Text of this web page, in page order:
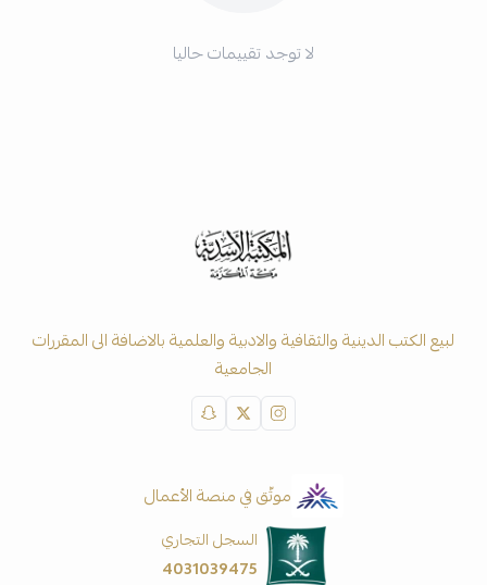
لا توجد تقييمات حاليا
لبيع الكتب الدينية والثقافية والادبية والعلمية بالاضافة الى المقررات
الجامعية
موثّق في منصة الأعمال
السجل التجاري
4031039475